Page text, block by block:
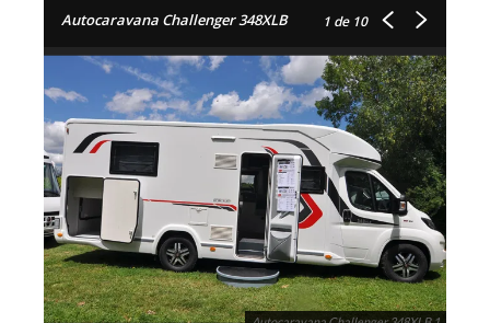
Autocaravana Challenger 348XLB 1 de 10